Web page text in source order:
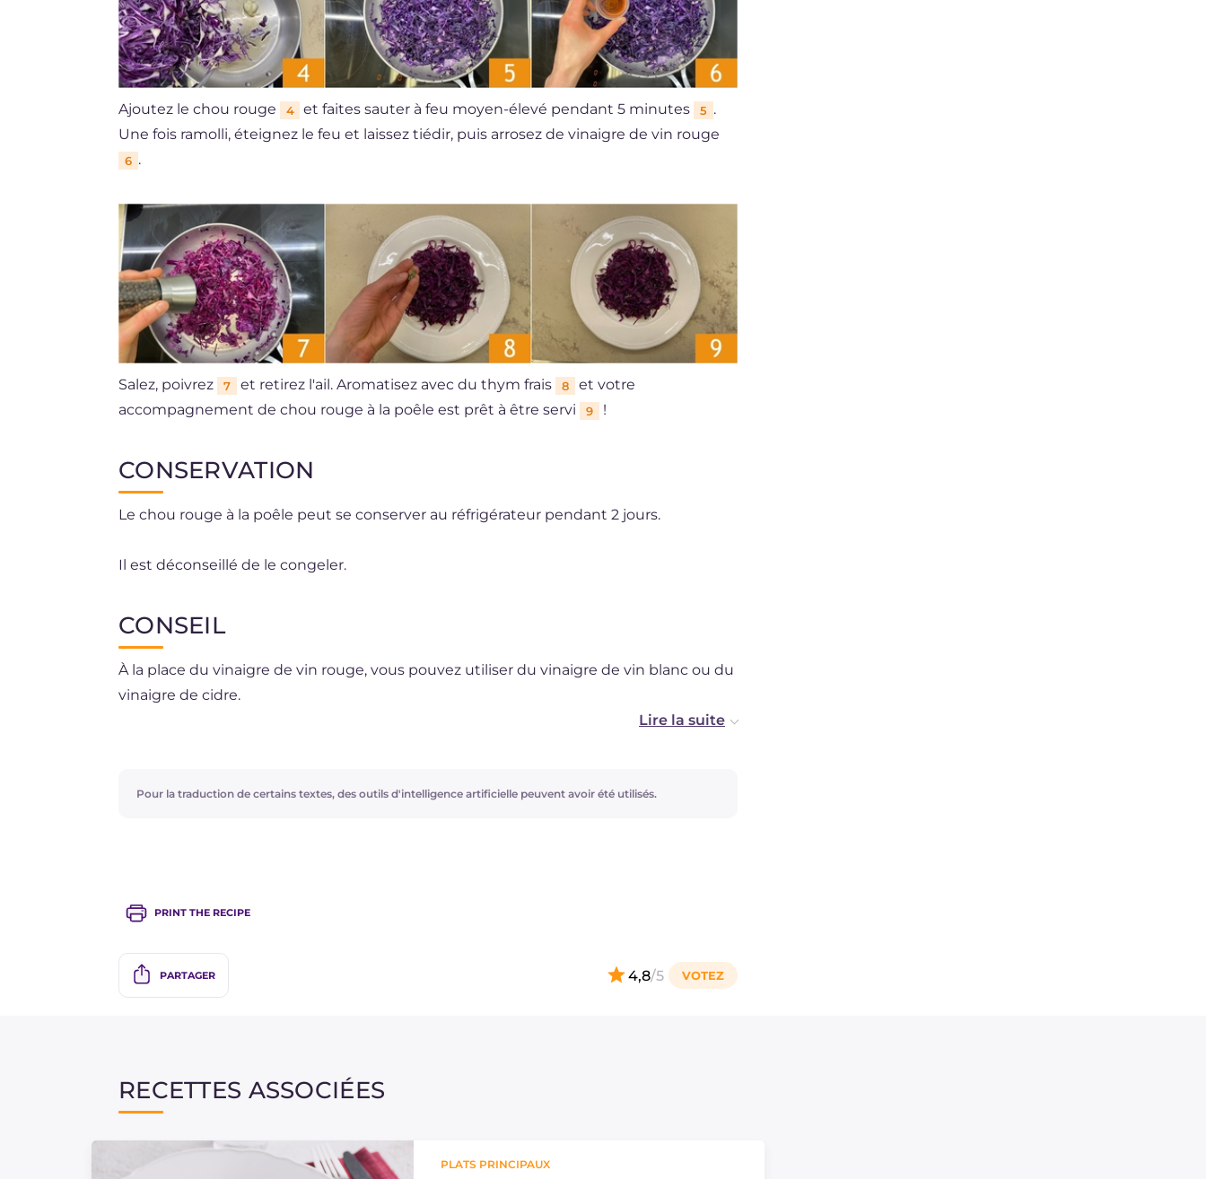
Ajoutez le chou rouge 4 et faites sauter à feu moyen-élevé pendant 5 minutes 5 .
Une fois ramolli, éteignez le feu et laissez tiédir, puis arrosez de vinaigre de vin rouge
6 .
Salez, poivrez 7 et retirez l'ail. Aromatisez avec du thym frais 8
et votre
accompagnement de chou rouge à la poêle est prêt à être servi
9 !
CONSERVATION
Le chou rouge à la poêle peut se conserver au réfrigérateur pendant 2 jours.
Il est déconseillé de le congeler.
CONSEIL
À la place du vinaigre de vin rouge, vous pouvez utiliser du vinaigre de vin blanc ou du
vinaigre de cidre.
Si vous le souhaitez, vous pouvez enrichir le chou rouge à la poêle avec des graines de
Pour la traduction de certains textes, des outils d'intelligence artificielle peuvent avoir été utilisés.
PRINT THE RECIPE
PARTAGER 4,8/5
RECETTES ASSOCIÉES
PLATS PRINCIPAUX